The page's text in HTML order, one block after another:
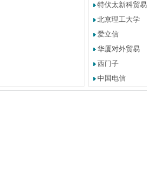
特伏太新科贸易
北京理工大学
爱立信
华厦对外贸易
西门子
中国电信